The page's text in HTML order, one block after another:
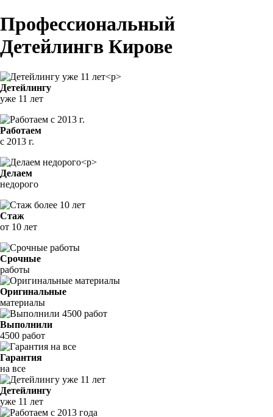
Профессиональный
Детейлингв Кирове
Детейлингу
уже 11 лет
Работаем
с 2013 г.
Делаем
недорого
Стаж
от 10 лет
Срочные
работы
Оригинальные
материалы
Выполнили
4500 работ
Гарантия
на все
Детейлингу
уже 11 лет